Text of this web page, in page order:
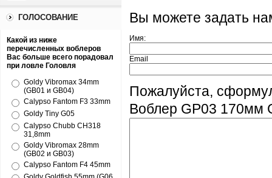
ГОЛОСОВАНИЕ
Какой из ниже
перечисленных воблеров
Вас больше всего порадовал
при ловле Головля
Goldy Vibromax 34mm
(GB01 и GB04)
Calypso Fantom F3 33mm
Goldy Tiny G05
Calypso Chubb CH318
31,8mm
Goldy Vibromax 28mm
(GB02 и GB03)
Calypso Fantom F4 45mm
Вы можете задать
Имя:
Email
Пожалуйста,
Воблер GP03 170мм